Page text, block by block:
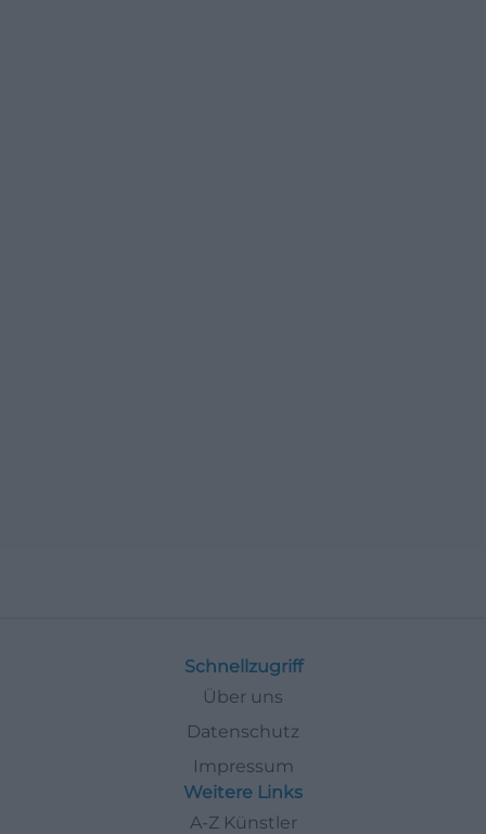
Schnellzugriff
Über uns
Datenschutz
Impressum
Weitere Links
A-Z Künstler